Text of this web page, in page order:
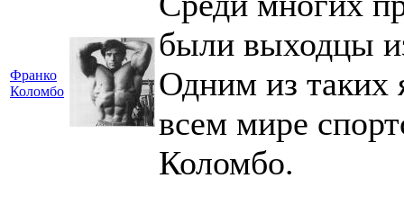
Франко
Коломбо
были выходцы
Одним из таких
всем мире
Коломбо.